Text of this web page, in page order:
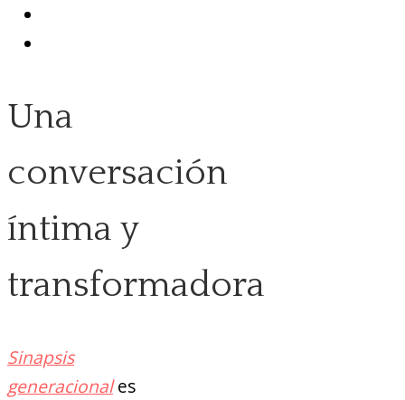
Una
conversación
íntima y
transformadora
Sinapsis
generacionales